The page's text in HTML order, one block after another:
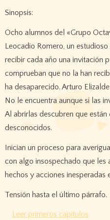
Sinopsis:
Ocho alumnos del «Grupo
Leocadio Romero, un
recibir cada año una invitación
comprueban que no la han
ha desaparecido. Arturo
No le encuentra aunque si las
Al abrirlas descubren que están
desconocidos.
Inician un proceso para
con algo insospechado que les
hechos y acciones inesperadas
Tensión hasta el último párrafo.
Leer primeros capítulos